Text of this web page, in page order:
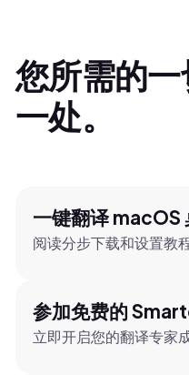
您所需的
一处。
一键翻译 macOS
阅读分步下载和设置教程
参加免费的
立即开启您的翻译专家